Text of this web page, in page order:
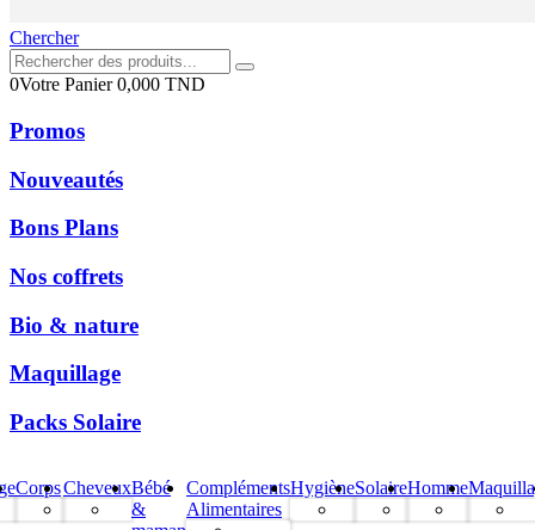
Chercher
0Votre Panier0,000 TND
Promos
Nouveautés
Bons Plans
Nos coffrets
Bio & nature
Maquillage
Packs Solaire
CorpsCheveuxBébé
&
Compléments
Alimentaires
HygièneSolaireHomme